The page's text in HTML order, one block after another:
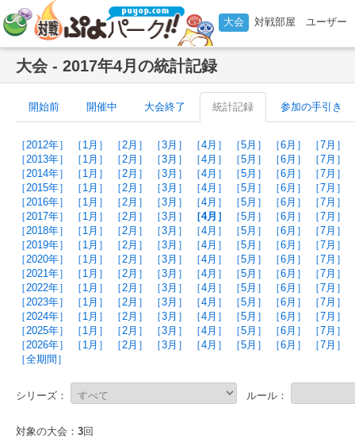
大会 対戦部屋 ユーザー
大会 - 2017年4月の統計記録
開始前 開催中 大会終了 統計記録 参加の手引き
［2012年］ ［1月］ ［2月］ ［3月］ ［4月］ ［5月］ ［6月］ ［7月］
［2013年］
［1月］ ［2月］ ［3月］ ［4月］ ［5月］ ［6月］ ［7月］
［2014年］
［1月］ ［2月］ ［3月］ ［4月］ ［5月］ ［6月］ ［7月］
［2015年］
［1月］ ［2月］ ［3月］ ［4月］ ［5月］ ［6月］ ［7月］
［2016年］
［1月］ ［2月］ ［3月］ ［4月］ ［5月］ ［6月］ ［7月］
［2017年］
［1月］ ［2月］ ［3月］ ［4月］ ［5月］ ［6月］ ［7月］
［2018年］
［1月］ ［2月］ ［3月］ ［4月］ ［5月］ ［6月］ ［7月］
［2019年］
［1月］ ［2月］ ［3月］ ［4月］ ［5月］ ［6月］ ［7月］
［2020年］
［1月］ ［2月］ ［3月］ ［4月］ ［5月］ ［6月］ ［7月］
［2021年］
［1月］ ［2月］ ［3月］ ［4月］ ［5月］ ［6月］ ［7月］
［2022年］
［1月］ ［2月］ ［3月］ ［4月］ ［5月］ ［6月］ ［7月］
［2023年］
［1月］ ［2月］ ［3月］ ［4月］ ［5月］ ［6月］ ［7月］
［2024年］
［1月］ ［2月］ ［3月］ ［4月］ ［5月］ ［6月］ ［7月］
［2025年］
［1月］ ［2月］ ［3月］ ［4月］ ［5月］ ［6月］ ［7月］
［2026年］
［1月］ ［2月］ ［3月］ ［4月］ ［5月］ ［6月］ ［7月］
［全期間］
シリーズ： ルール：
対象の大会： 3回